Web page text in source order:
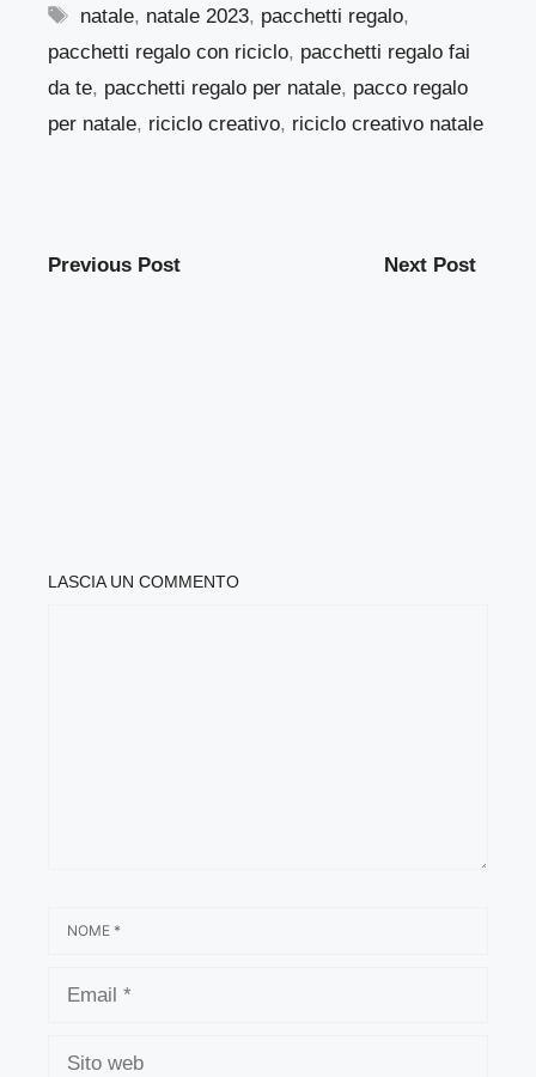
Tag
natale, natale 2023, pacchetti regalo,
pacchetti regalo con riciclo, pacchetti regalo fai
da te, pacchetti regalo per natale, pacco regalo
per natale, riciclo creativo, riciclo creativo natale
Previous Post Next Post
LASCIA UN COMMENTO
WEB